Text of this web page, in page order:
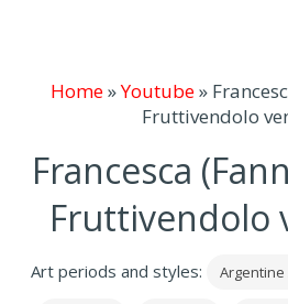
Home»Youtube»
Fruttivendolo
Francesca
Fruttivendolo
Art periods and styles: Argentine